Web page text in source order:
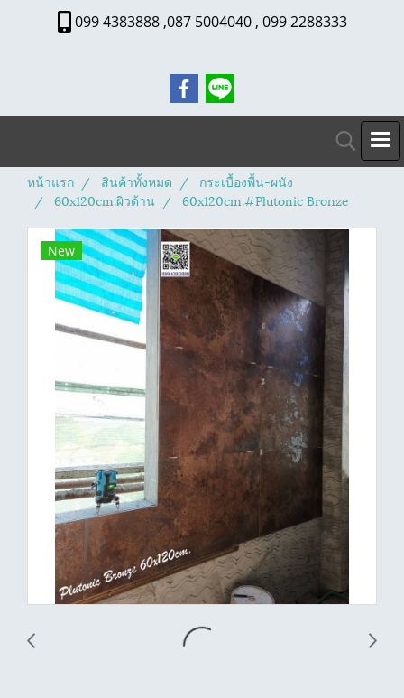
099 4383888 ,087 5004040 , 099 2288333
หน้าแรก สินค้าทั้งหมด
กระเบื้องพื้น-ผนัง
60x120cm.ผิวด้าน
60x120cm.#Plutonic Bronze
New